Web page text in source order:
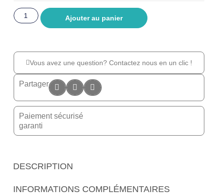
Ajouter au panier
Vous avez une question? Contactez nous en un clic !
Partager
Paiement sécurisé
garanti
DESCRIPTION
INFORMATIONS COMPLÉMENTAIRES